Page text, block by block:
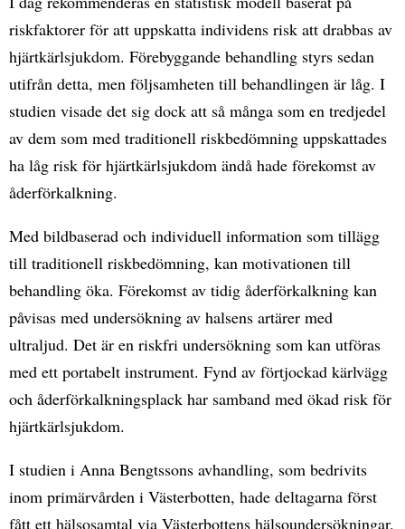
riskfaktorer för att uppskatta individens risk att drabbas av
hjärtkärlsjukdom. Förebyggande behandling styrs sedan
utifrån detta, men följsamheten till behandlingen är låg. I
studien visade det sig dock att så många som en tredjedel
av dem som med traditionell riskbedömning uppskattades
ha låg risk för hjärtkärlsjukdom ändå hade förekomst av
åderförkalkning.
Med bildbaserad och individuell information som tillägg
till traditionell riskbedömning, kan motivationen till
behandling öka. Förekomst av tidig åderförkalkning kan
påvisas med undersökning av halsens artärer med
ultraljud. Det är en riskfri undersökning som kan utföras
med ett portabelt instrument. Fynd av förtjockad kärlvägg
och åderförkalkningsplack har samband med ökad risk för
hjärtkärlsjukdom.
I studien i Anna Bengtssons avhandling, som bedrivits
inom primärvården i Västerbotten, hade deltagarna först
fått ett hälsosamtal via Västerbottens hälsoundersökningar.